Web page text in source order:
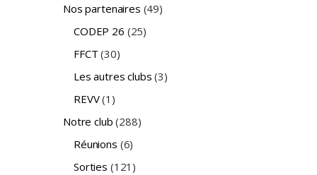
Nos partenaires (49)
CODEP 26 (25)
FFCT (30)
Les autres clubs (3)
REVV(1)
Notre club (288)
Réunions (6)
Sorties (121)